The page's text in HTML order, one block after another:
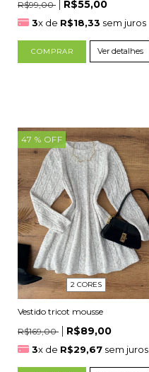
R$99,00
R$55,00
3x de R$18,33 sem juros
COMPRAR Ver detalhes
47 % OFF
2 CORES
Vestido tricot mousse
R$169,00
R$89,00
3x de R$29,67 sem juros